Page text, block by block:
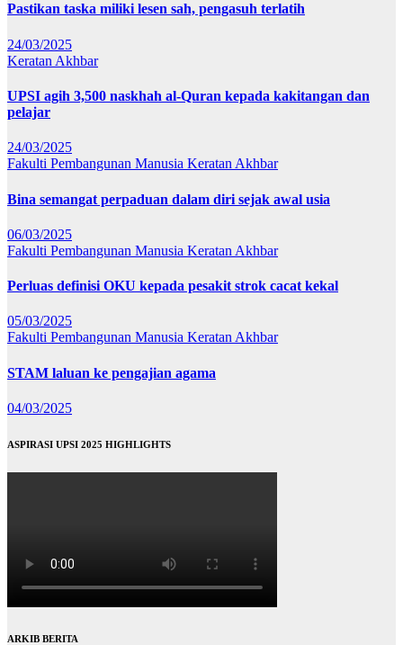
Pastikan taska miliki lesen sah, pengasuh terlatih
24/03/2025
Keratan Akhbar
UPSI agih 3,500 naskhah al-Quran kepada kakitangan dan
pelajar
24/03/2025
Fakulti Pembangunan Manusia Keratan Akhbar
Bina semangat perpaduan dalam diri sejak awal usia
06/03/2025
Fakulti Pembangunan Manusia Keratan Akhbar
Perluas definisi OKU kepada pesakit strok cacat kekal
05/03/2025
Fakulti Pembangunan Manusia Keratan Akhbar
STAM laluan ke pengajian agama
04/03/2025
ASPIRASI UPSI 2025 HIGHLIGHTS
ARKIB BERITA